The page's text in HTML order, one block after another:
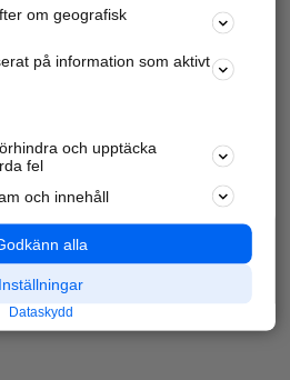
om geografisk
på information som aktivt
och upptäcka
fel
och innehåll
alla
Inställningar
Dataskydd